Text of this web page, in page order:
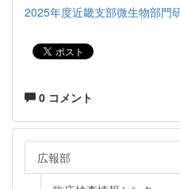
2025年度近畿支部微生物部門
0 コメント
広報部